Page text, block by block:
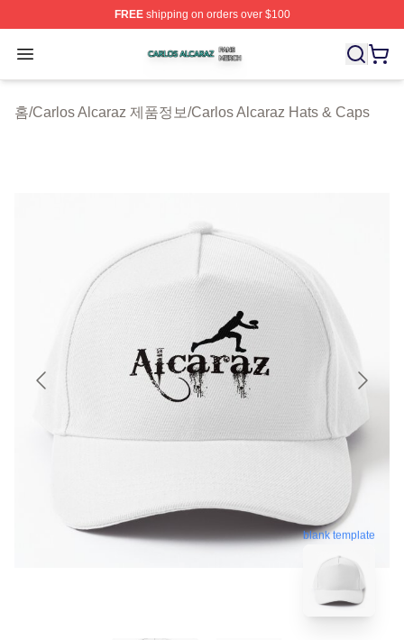
FREEshipping on orders over $100
Open menu
Carlos Alcaraz Shop ⚡️ Officially Licensed Carlos
홈/Carlos Alcaraz 제품정보/Carlos Alcaraz Hats & Caps
blank template